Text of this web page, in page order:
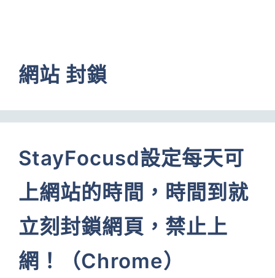
網站 封鎖
StayFocusd設定每天可
上網站的時間，時間到就
立刻封鎖網頁，禁止上
網！（Chrome）